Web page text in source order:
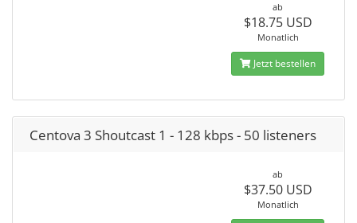
ab
$18.75 USD
Monatlich
Jetzt bestellen
Centova 3 Shoutcast 1 - 128 kbps - 50 listeners
ab
$37.50 USD
Monatlich